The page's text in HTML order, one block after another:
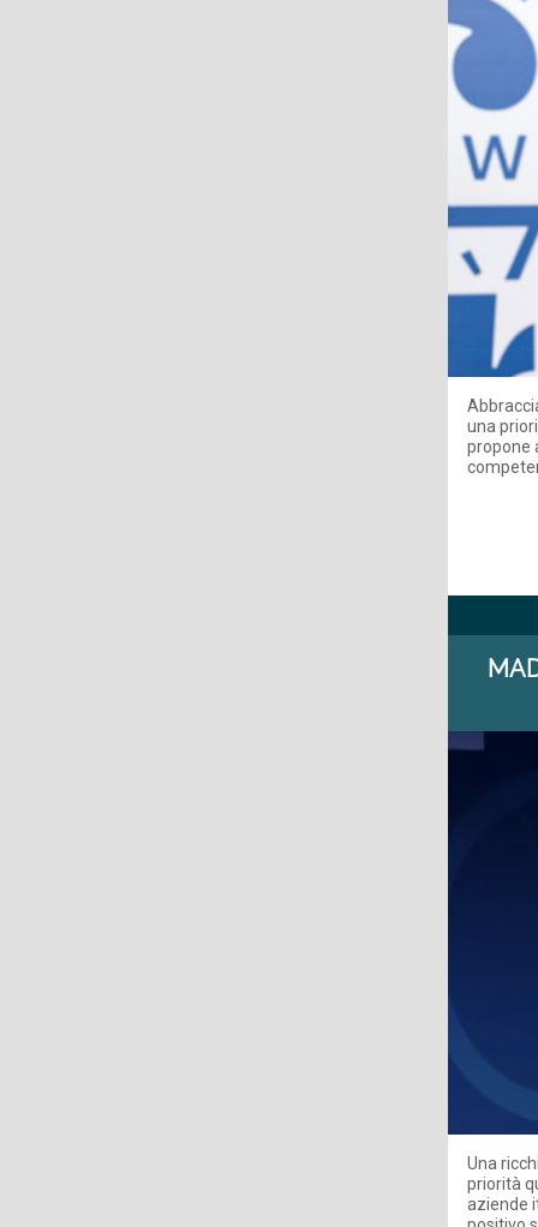
una
propone
Una
priorità
aziende